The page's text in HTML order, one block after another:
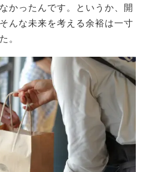
かったんです。というか、開
んな未来を考える余裕は一寸
。